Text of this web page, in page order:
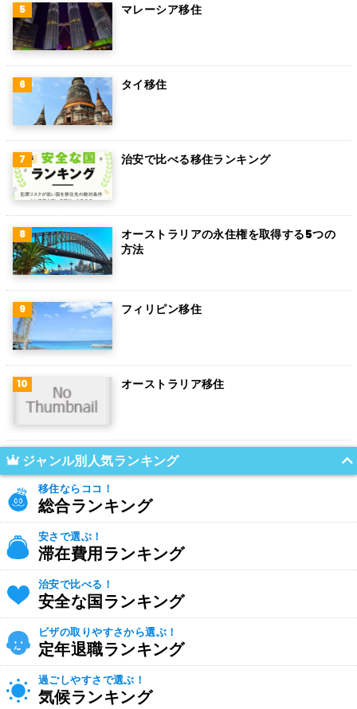
マレーシア移住
タイ移住
治安で比べる移住ランキング
オーストラリアの永住権を取得する5つの
方法
フィリピン移住
オーストラリア移住
ジャンル別人気ランキング
移住ならココ！
総合ランキング
安さで選ぶ！
滞在費用ランキング
治安で比べる！
安全な国ランキング
ビザの取りやすさから選ぶ！
定年退職ランキング
過ごしやすさで選ぶ！
気候ランキング